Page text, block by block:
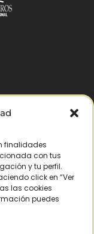
finalidades
con tus
y tu perfil.
click en “Ver
las cookies
puedes